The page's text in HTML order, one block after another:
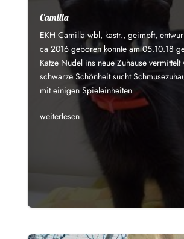
Camilla
EKH Camilla wbl, kastr., geimpft,
ca 2016 geboren konnte am 05.10.18
Katze Nudel ins neue Zuhause vermittelt
schwarze Schönheit sucht
mit einigen Spieleinheiten
weiterlesen